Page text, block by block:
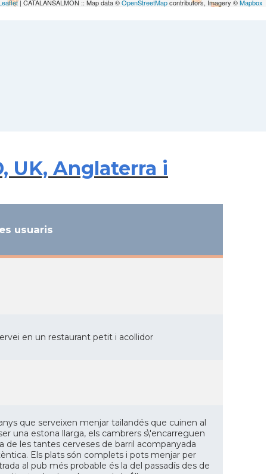
| CATALANSALMON :: Map data ©OpenStreetMapcontributors, Imagery ©Mapbox
UK, Anglaterra i
usuaris
en un restaurant petit i acollidor
que serveixen menjar tailandés que cuinen al
una estona llarga, els cambrers s\'encarreguen
les tantes cerveses de barril acompanyada
Els plats són complets i pots menjar per
al pub més probable és la del passadís des de